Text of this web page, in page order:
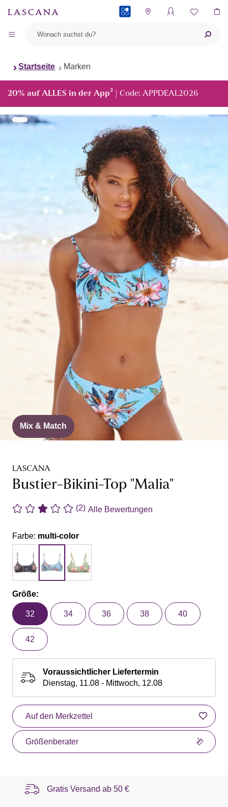
Startseite Marken
20% auf ALLES in der App² | Code: APPDEAL2026
Mix & Match
LASCANA
Bustier-Bikini-Top "Malia"
(2) Alle Bewertungen
Farbe: multi-color
Größe:
32 34 36 38 40
42
Voraussichtlicher Liefertermin
Dienstag, 11.08 - Mittwoch, 12.08
Auf den Merkzettel
Größenberater
Gratis Versand ab 50 €